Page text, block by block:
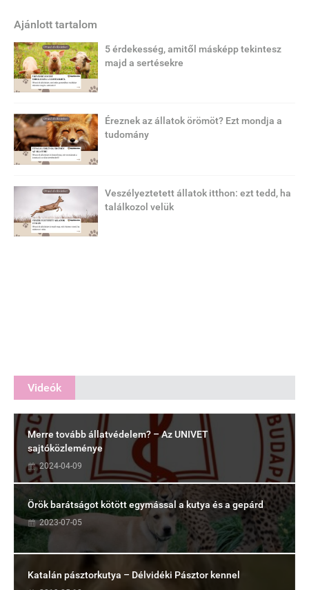
Ajánlott tartalom
5 érdekesség, amitől másképp tekintesz
majd a sertésekre
Éreznek az állatok örömöt? Ezt mondja a
tudomány
Veszélyeztetett állatok itthon: ezt tedd, ha
találkozol velük
Videók
Merre tovább állatvédelem? – Az UNIVET
sajtóközleménye
2024-04-09
Örök barátságot kötött egymással a kutya és a gepárd
2023-07-05
Katalán pásztorkutya – Délvidéki Pásztor kennel